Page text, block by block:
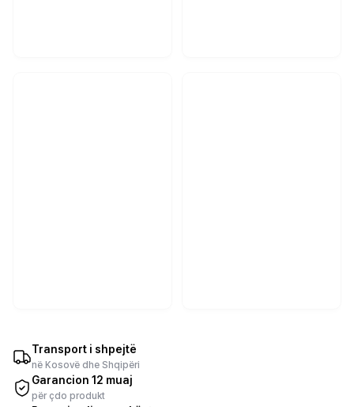
Transport i shpejtë
në Kosovë dhe Shqipëri
Garancion 12 muaj
për çdo produkt